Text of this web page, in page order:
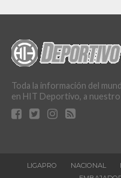
Toda la información del
en HIT Deportivo, a nuestro
LIGAPRO NACIONAL